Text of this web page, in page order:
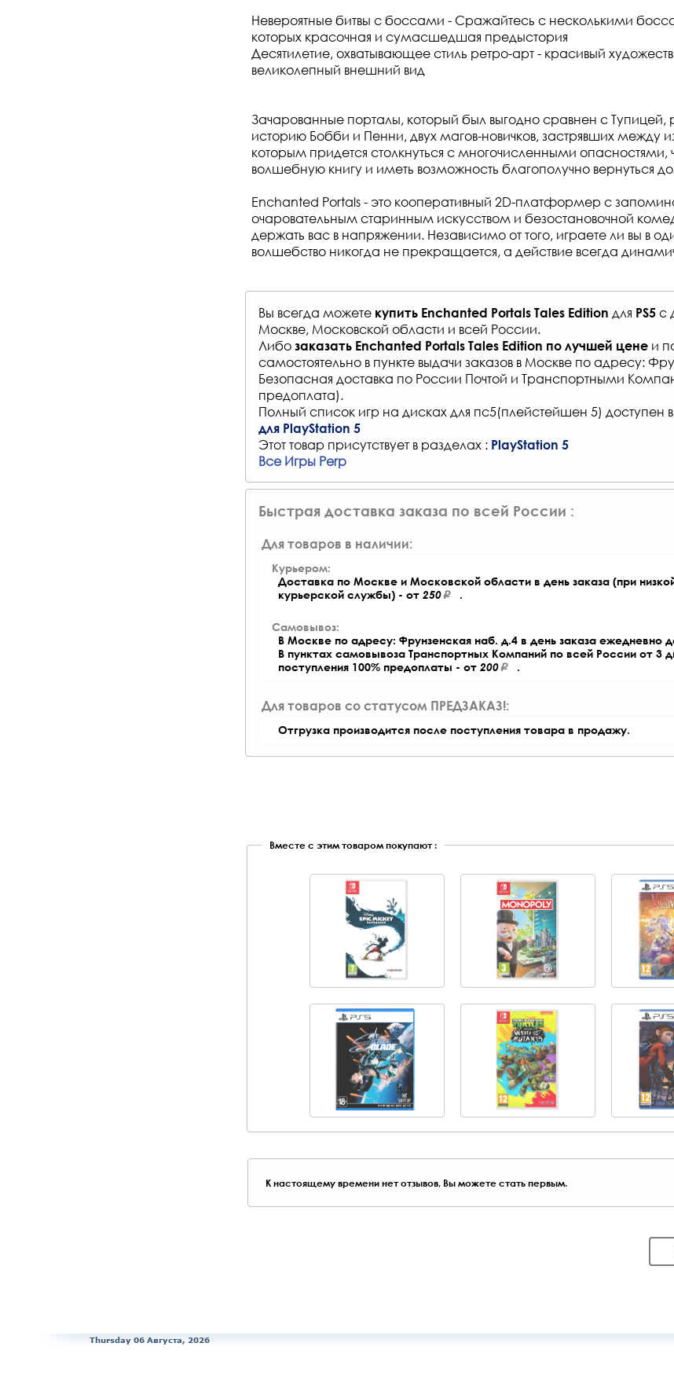
Невероятные битвы с боссами - Сражайтесь с несколькими
которых красочная и сумасшедшая предыстория
Десятилетие, охватывающее стиль ретро-арт - красивый
великолепный внешний вид
Зачарованные порталы, который был выгодно сравнен с Тупицей,
историю Бобби и Пенни, двух магов-новичков, застрявших между
которым придется столкнуться с многочисленными опасностями,
волшебную книгу и иметь возможность благополучно вернуться
Enchanted Portals - это кооперативный 2D-платформер с
очаровательным старинным искусством и безостановочной
держать вас в напряжении. Независимо от того, играете ли вы в
волшебство никогда не прекращается, а действие всегда
Вы всегда можете купить Enchanted Portals Tales Edition для PS5 с
Москве, Московской области и всей России.
Либо заказать Enchanted Portals Tales Edition по лучшей цене и
самостоятельно в пункте выдачи заказов в Москве по адресу:
Безопасная доставка по России Почтой и Транспортными
предоплата).
Полный список игр на дисках для пс5(плейстейшен 5) доступен
для PlayStation 5
Этот товар присутствует в разделах : PlayStation 5
Все Игры Perp
Быстрая доставка заказа по всей России :
Для товаров в наличии:
Курьером:
Доставка по Москве и Московской области в день заказа (при
курьерской службы) - от 250 .
Самовывоз:
В Москве по адресу: Фрунзенская наб. д.4 в день заказа ежедневно
В пунктах самовывоза Транспортных Компаний по всей России от 3
поступления 100% предоплаты - от 200 .
Для товаров со статусом ПРЕДЗАКАЗ!:
Отгрузка производится после поступления товара в продажу.
Вместе с этим товаром покупают :
К настоящему времени нет отзывов, Вы можете стать первым.
Thursday 06 Августа, 2026